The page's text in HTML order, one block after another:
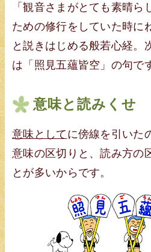
「観音さまがとても素晴ら
ための修行をしていた時に
と説きはじめる般若心経。
は「照見五蘊皆空」の句で
意味と読みくせ
意味として に傍線を引いた
意味の区切りと、読み方の
とが多いからです。